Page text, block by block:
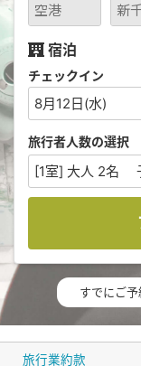
宿泊
チェックイン
8月12日(水)
旅行者人数の選択
[1室] 大人 2名
すでにご
旅行業約款